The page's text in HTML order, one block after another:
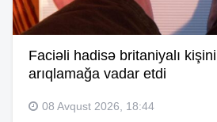
Faciəli hadisə britaniyalı
arıqlamağa vadar etdi
08 Avqust 2026, 18:44